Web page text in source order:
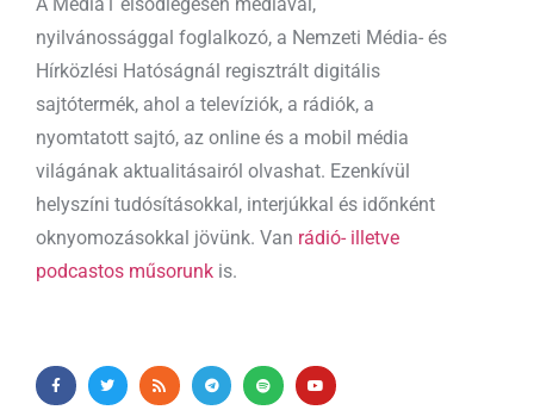
A Media1 elsődlegesen médiával,
nyilvánossággal foglalkozó, a Nemzeti Média- és
Hírközlési Hatóságnál regisztrált digitális
sajtótermék, ahol a televíziók, a rádiók, a
nyomtatott sajtó, az online és a mobil média
világának aktualitásairól olvashat. Ezenkívül
helyszíni tudósításokkal, interjúkkal és időnként
oknyomozásokkal jövünk. Van rádió- illetve
podcastos műsorunk is.